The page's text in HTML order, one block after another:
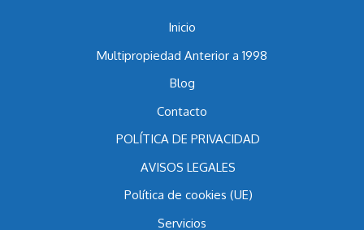
Inicio
Multipropiedad Anterior a 1998
Blog
Contacto
POLÍTICA DE PRIVACIDAD
AVISOS LEGALES
Política de cookies (UE)